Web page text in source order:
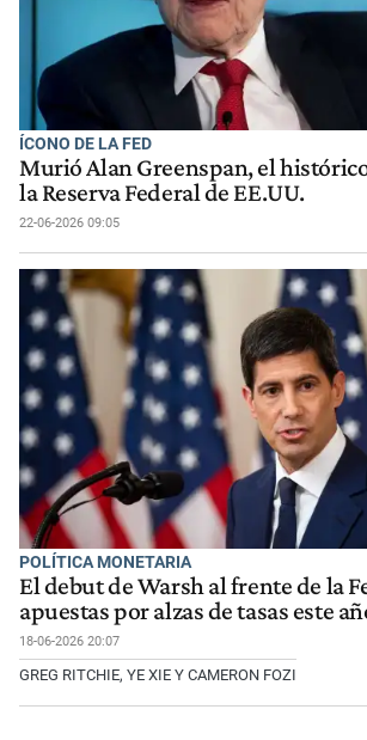
ÍCONO DE LA FED
Murió Alan Greenspan, el
la Reserva Federal de EE.UU.
22-06-2026 09:05
POLÍTICA MONETARIA
El debut de Warsh al frente de la
apuestas por alzas de tasas este
18-06-2026 20:07
GREG RITCHIE, YE XIE Y CAMERON FOZI